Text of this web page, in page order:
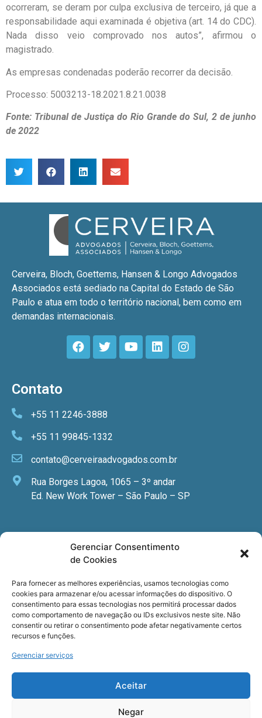
Gerenciar Consentimento
de Cookies
Para fornecer as melhores experiências, usamos tecnologias como
cookies para armazenar e/ou acessar informações do dispositivo. O
consentimento para essas tecnologias nos permitirá processar dados
como comportamento de navegação ou IDs exclusivos neste site. Não
consentir ou retirar o consentimento pode afetar negativamente certos
recursos e funções.
Gerenciar serviços
Aceitar
Negar
ocorreram, se deram por culpa exclusiva de terceiro, já que a
responsabilidade aqui examinada é objetiva (art. 14 do CDC).
Nada disso veio comprovado nos autos”, afirmou o
magistrado.
As empresas condenadas poderão recorrer da decisão.
Processo: 5003213-18.2021.8.21.0038
Fonte: Tribunal de Justiça do Rio Grande do Sul, 2 de junho
de 2022
Cerveira, Bloch, Goettems, Hansen & Longo Advogados
Associados está sediado na Capital do Estado de São
Paulo e atua em todo o território nacional, bem como em
demandas internacionais.
Contato
+55 11 2246-3888
+55 11 99845-1332
contato@cerveiraadvogados.com.br
Rua Borges Lagoa, 1065 – 3º andar
Ed. New Work Tower – São Paulo – SP
Newsletter
especializadas, cursos e eventos?
Registre seu email.
Termos de usoe aPolítica de privacidade